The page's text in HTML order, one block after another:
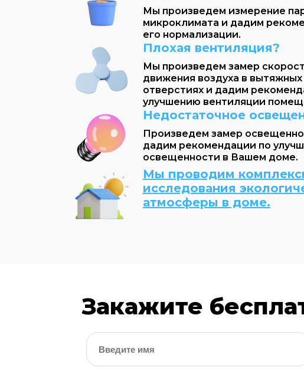
Мы произведем измерение
микроклимата и дадим
его нормализации.
Плохая вентиляция?
Мы произведем замер
движения воздуха в вытяжных
отверстиях и дадим
улучшению вентиляции
Недостаточное
Произведем замер
дадим рекомендации по
освещенности в Вашем доме.
Мы проводим
исследования
атмосферы в доме.
Закажите